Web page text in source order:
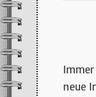
neue